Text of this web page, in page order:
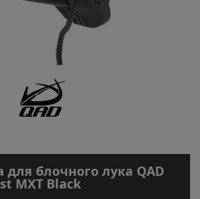
для блочного лука QAD
MXT Black